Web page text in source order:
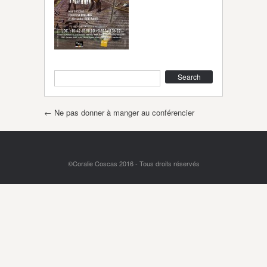
Post navigation
← Ne pas donner à manger au conférencier
©Coralie Coscas 2016 - Tous droits réservés